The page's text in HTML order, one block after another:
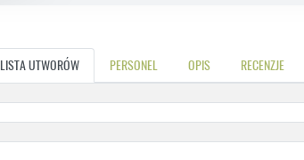
LISTA UTWORÓW PERSONEL OPIS RECENZJE